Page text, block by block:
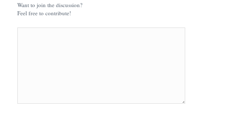
Want to join the discussion?
Feel free to contribute!